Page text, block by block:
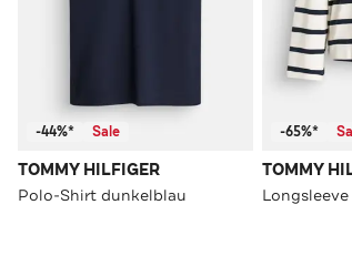
-44%* Sale
TOMMY HILFIGER
Polo-Shirt dunkelblau
-65%*
TOMMY